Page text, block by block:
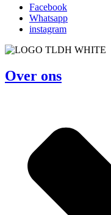
Facebook
Whatsapp
instagram
Over ons